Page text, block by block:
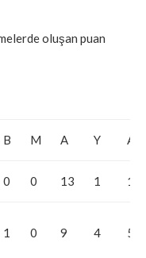
oluşan puan
B M A Y AV
0 0 13 1 12
1 0 9 4 5